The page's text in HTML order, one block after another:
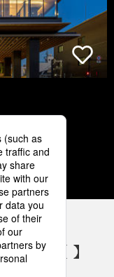
5
カウント